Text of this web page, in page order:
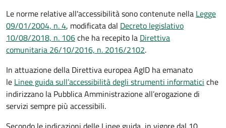
Le norme relative all'accessibilità sono contenute nella Legge
09/01/2004, n. 4, modificata dal Decreto legislativo
10/08/2018, n. 106che ha recepito la Direttiva
comunitaria 26/10/2016, n. 2016/2102.
In attuazione della Direttiva europea AgID ha emanato
le Linee guida sull’accessibilità degli strumenti informatici che
indirizzano la Pubblica Amministrazione all’erogazione di
servizi sempre più accessibili.